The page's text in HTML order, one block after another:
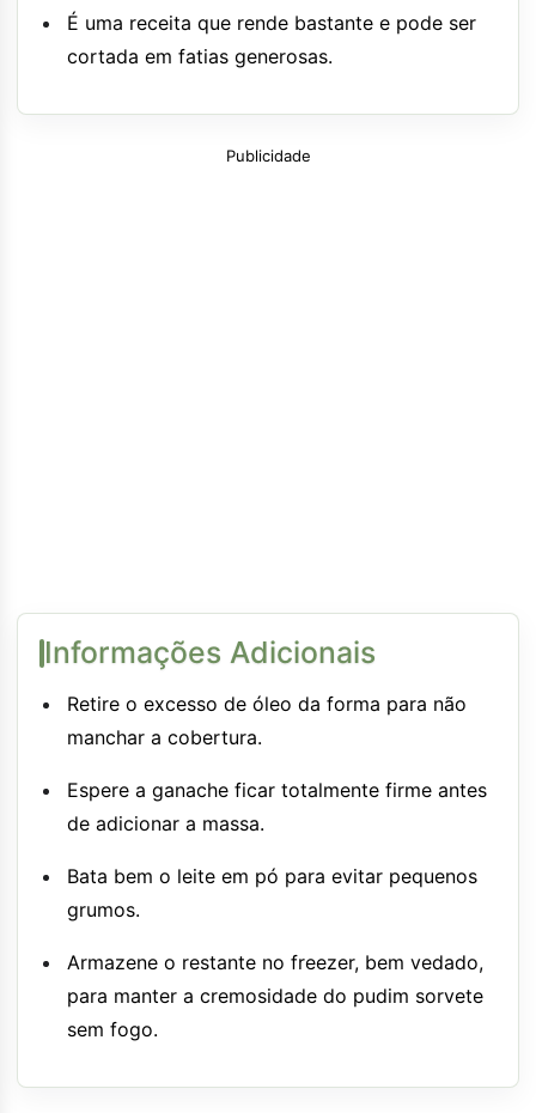
É uma receita que rende bastante e pode ser
cortada em fatias generosas.
Publicidade
Informações Adicionais
Retire o excesso de óleo da forma para não
manchar a cobertura.
Espere a ganache ficar totalmente firme antes
de adicionar a massa.
Bata bem o leite em pó para evitar pequenos
grumos.
Armazene o restante no freezer, bem vedado,
para manter a cremosidade do pudim sorvete
sem fogo.